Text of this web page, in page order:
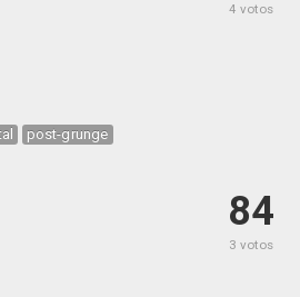
4 votos
post-grunge
84
3 votos